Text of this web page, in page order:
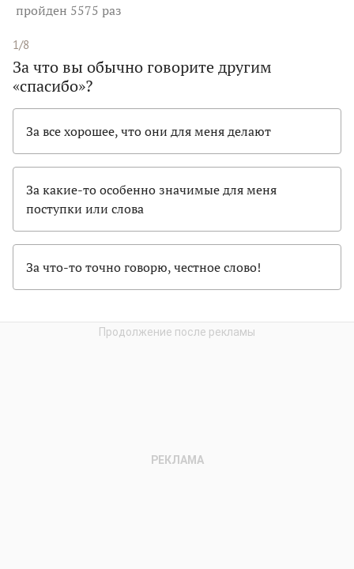
пройден 5575 раз
1/8
За что вы обычно говорите другим
«спасибо»?
За все хорошее, что они для меня делают
За какие-то особенно значимые для меня
поступки или слова
За что-то точно говорю, честное слово!